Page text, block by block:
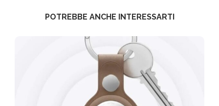
POTREBBE ANCHE INTERESSARTI